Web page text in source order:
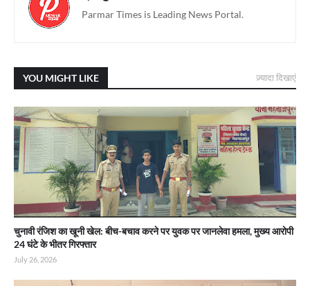
Parmar Times is Leading News Portal.
YOU MIGHT LIKE ज़्यादा दिखाएं
चुनावी रंजिश का खूनी खेल: बीच-बचाव करने पर युवक पर जानलेवा हमला, मुख्य आरोपी
24 घंटे के भीतर गिरफ्तार
July 26, 2026